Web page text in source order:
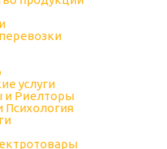
услуги
и Риелторы